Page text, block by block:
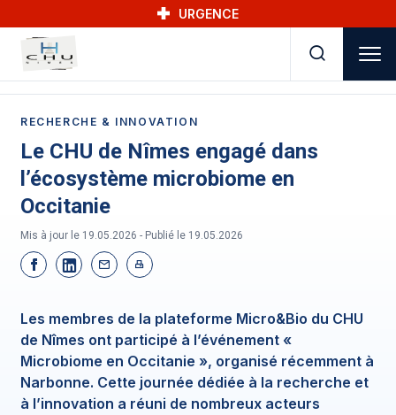
URGENCE
RECHERCHE & INNOVATION
Le CHU de Nîmes engagé dans
l’écosystème microbiome en
Occitanie
Mis à jour le 19.05.2026 - Publié le 19.05.2026
Les membres de la plateforme Micro&Bio du CHU
de Nîmes ont participé à l’événement «
Microbiome en Occitanie », organisé récemment à
Narbonne. Cette journée dédiée à la recherche et
à l’innovation a réuni de nombreux acteurs